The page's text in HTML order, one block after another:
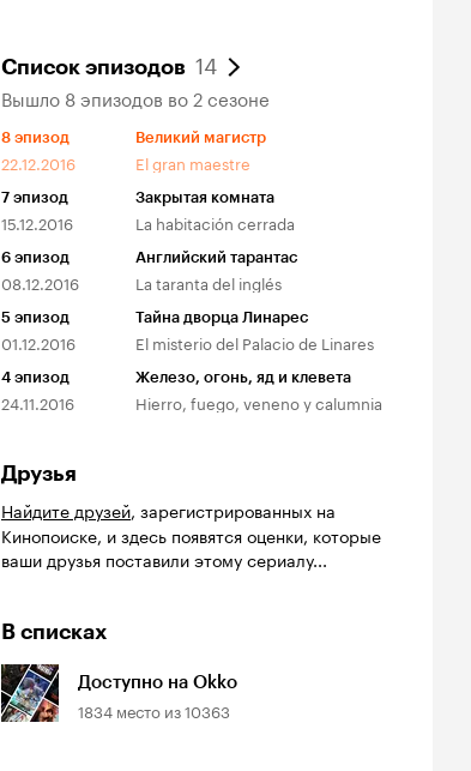
Список эпизодов 14
Вышло 8 эпизодов во 2 сезоне
8 эпизод
22.12.2016
Великий магистр
El gran maestre
7 эпизод
15.12.2016
Закрытая комната
La habitación cerrada
6 эпизод
08.12.2016
Английский тарантас
La taranta del inglés
5 эпизод
01.12.2016
Тайна дворца Линарес
El misterio del Palacio de Linares
4 эпизод
24.11.2016
Железо, огонь, яд и клевета
Hierro, fuego, veneno y calumnia
Друзья
Найдите друзей, зарегистрированных на
Кинопоиске, и здесь появятся оценки, которые
ваши друзья поставили этому сериалу...
В списках
Доступно на Okko
1834 место из10363